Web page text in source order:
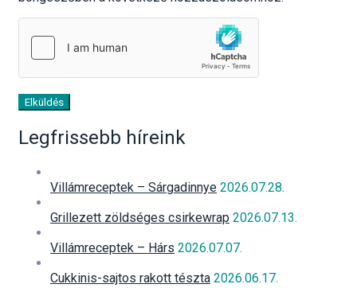
Elküldés
Legfrissebb híreink
Villámreceptek – Sárgadinnye 2026.07.28.
Grillezett zöldséges csirkewrap 2026.07.13.
Villámreceptek – Hárs 2026.07.07.
Cukkinis-sajtos rakott tészta 2026.06.17.